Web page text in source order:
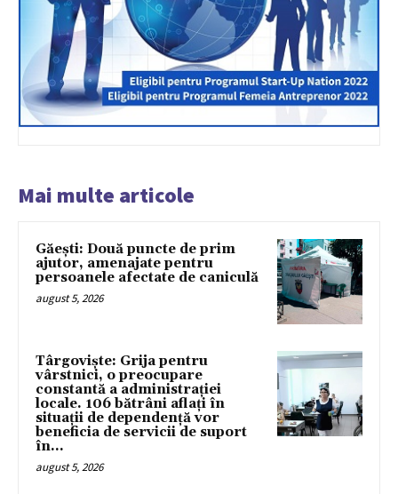
Mai multe articole
Găești: Două puncte de prim
ajutor, amenajate pentru
persoanele afectate de caniculă
august 5, 2026
Târgoviște: Grija pentru
vârstnici, o preocupare
constantă a administrației
locale. 106 bătrâni aflați în
situații de dependență vor
beneficia de servicii de suport
în...
august 5, 2026